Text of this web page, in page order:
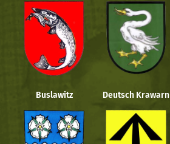
Buslawitz Deutsch Krawarn